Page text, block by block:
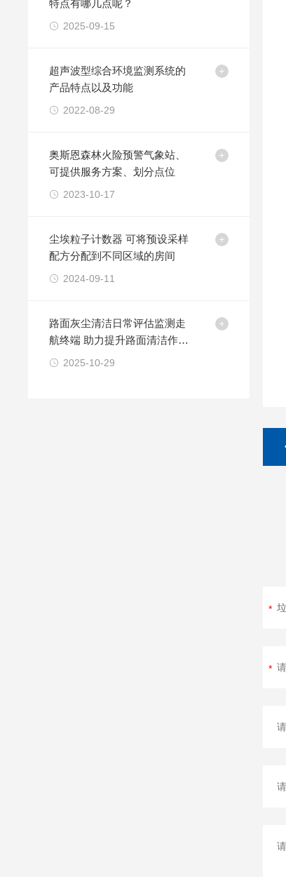
特点有哪几点呢？
2025-09-15
超声波型综合环境监测系统的
产品特点以及功能
2022-08-29
奥斯恩森林火险预警气象站、
可提供服务方案、划分点位
2023-10-17
尘埃粒子计数器 可将预设采样
配方分配到不同区域的房间
2024-09-11
路面灰尘清洁日常评估监测走
航终端 助力提升路面清洁作业
效率2025-10-29